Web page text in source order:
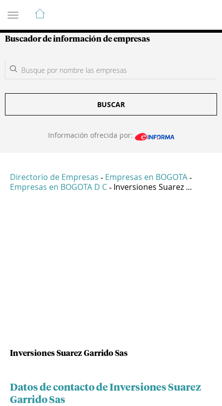
Guía de Empresas Colombianas
Buscador de información de empresas
BUSCAR
Información ofrecida por:
Directorio de Empresas - Empresas en BOGOTA -
Empresas en BOGOTA D C - Inversiones Suarez ...
Inversiones Suarez Garrido Sas
Datos de contacto de Inversiones Suarez
Garrido Sas